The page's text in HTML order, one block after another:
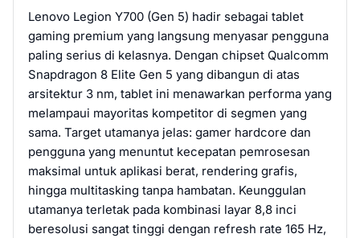
Lenovo Legion Y700 (Gen 5) hadir sebagai tablet
gaming premium yang langsung menyasar pengguna
paling serius di kelasnya. Dengan chipset Qualcomm
Snapdragon 8 Elite Gen 5 yang dibangun di atas
arsitektur 3 nm, tablet ini menawarkan performa yang
melampaui mayoritas kompetitor di segmen yang
sama. Target utamanya jelas: gamer hardcore dan
pengguna yang menuntut kecepatan pemrosesan
maksimal untuk aplikasi berat, rendering grafis,
hingga multitasking tanpa hambatan. Keunggulan
utamanya terletak pada kombinasi layar 8,8 inci
beresolusi sangat tinggi dengan refresh rate 165 Hz,